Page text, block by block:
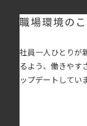
職場環境の
社員一人ひとりが
るよう、働きやす
ップデートしてい